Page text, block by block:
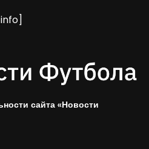
сайта «Новости